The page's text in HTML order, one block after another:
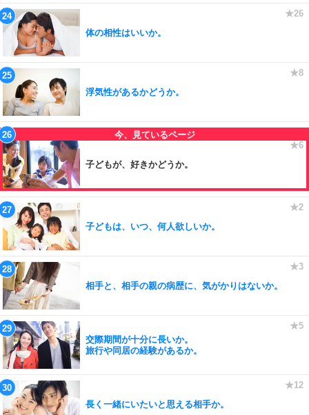
体の相性はいいか。
浮気性があるかどうか。
子どもが、好きかどうか。
子どもは、いつ、何人欲しいか。
相手と、相手の親の病歴に、気がかりはないか。
交際期間が十分に長いか。
旅行や同居の経験があるか。
長く一緒にいたいと思える相手か。